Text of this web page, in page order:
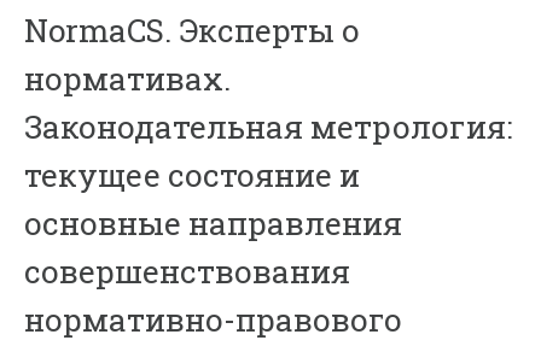
NormaCS. Эксперты о
нормативах.
Законодательная метрология:
текущее состояние и
основные направления
совершенствования
нормативно-правового